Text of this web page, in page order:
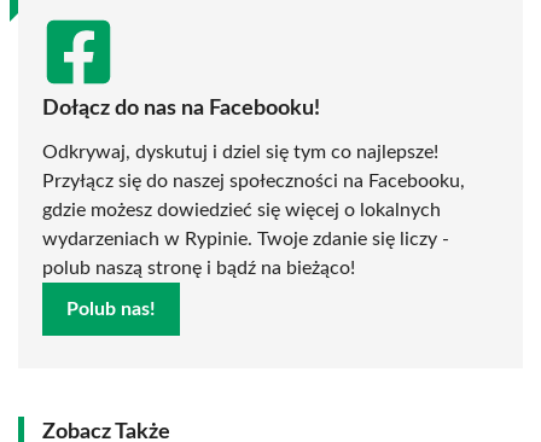
Dołącz do nas na Facebooku!
Odkrywaj, dyskutuj i dziel się tym co najlepsze!
Przyłącz się do naszej społeczności na Facebooku,
gdzie możesz dowiedzieć się więcej o lokalnych
wydarzeniach w Rypinie. Twoje zdanie się liczy -
polub naszą stronę i bądź na bieżąco!
Polub nas!
Zobacz Także